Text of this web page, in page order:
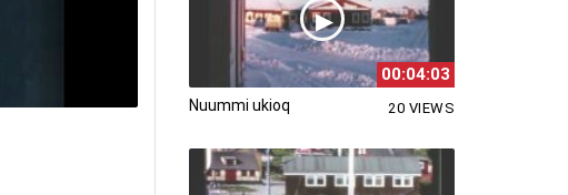
00:04:03
Nuummi ukioq 20 VIEWS